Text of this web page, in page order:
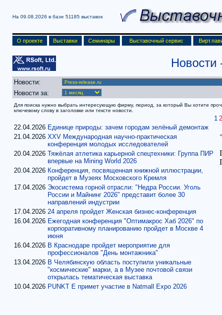
На 09.08.2026 в базе 51185 выставок
О проекте Выставки Семинары Выставочный сервис
Новости
Новости:
Новости за:
Для поиска нужно выбрать интересующую фирму, период, за который Вы хотите
ключевому слову в заголовке или тексте новости.
1 2
22.04.2026 Единице природы: зачем городам зелёный демонтаж
21.04.2026 XXV Международная научно-практическая
конференция молодых исследователей
20.04.2026 Тяжёлая атлетика карьерной спецтехники: Группа ПИР
впервые на Mining World 2026
20.04.2026 Конференция, посвященная книжной иллюстрации,
пройдет в Музеях Московского Кремля
17.04.2026 Экосистема горной отрасли: "Недра России. Уголь
России и Майнинг 2026" представит более 30
направлений индустрии
17.04.2026 24 апреля пройдет Женская бизнес-конференция
16.04.2026 Ежегодная конференция "Оптимакрос Хаб 2026" по
корпоративному планированию пройдет в Москве 4
июня
16.04.2026 В Краснодаре пройдет мероприятие для
профессионалов "День монтажника"
13.04.2026 В Челябинскую область поступили уникальные
"космические" марки, а в Музее почтовой связи
открылась тематическая выставка
10.04.2026 PUNKT E примет участие в Natmall Expo 2026